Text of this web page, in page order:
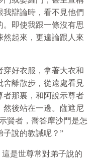
我辯論時，看不見他們
。即使我跟一條沒有思
然起來，更遑論跟人來
好衣服，拿著大衣和
舍離散步，從遠處看見
者那裏，和阿說示尊者
然後站在一邊。薩遮尼
賢者，喬答摩沙門是怎
子說的教誡呢？”
這是世尊常對弟子說的